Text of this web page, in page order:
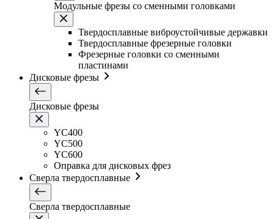
Модульные фрезы со сменными головками
Твердосплавные виброустойчивые державки
Твердосплавные фрезерные головки
Фрезерные головки со сменными
пластинами
Дисковые фрезы
Дисковые фрезы
YC400
YC500
YC600
Оправка для дисковых фрез
Сверла твердосплавные
Сверла твердосплавные